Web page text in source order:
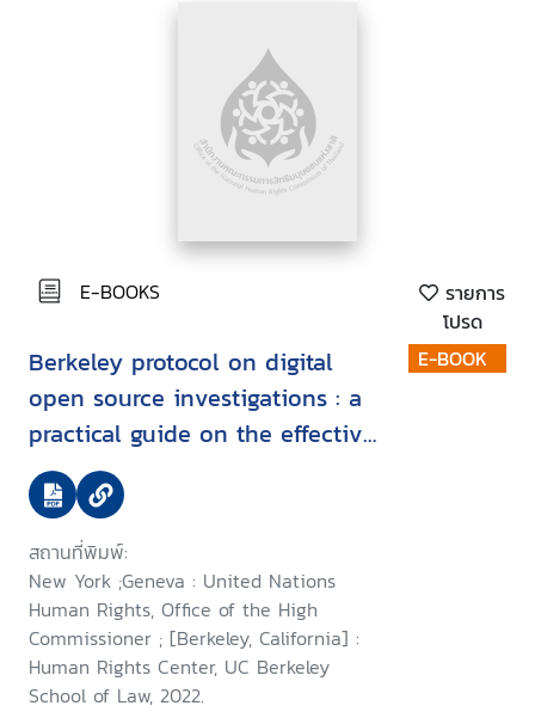
E-BOOKS
รายการ
โปรด
Berkeley protocol on digital
open source investigations : a
practical guide on the effective
use of digital open source
information in investigating
violations of international
criminal, human rights and
humanitarian law
สถานที่พิมพ์:
New York ;Geneva : United Nations
Human Rights, Office of the High
Commissioner ; [Berkeley, California] :
Human Rights Center, UC Berkeley
School of Law, 2022.
E-BOOK